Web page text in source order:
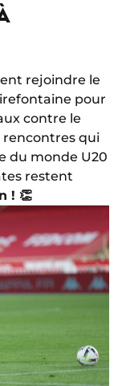
rejoindre le
pour
contre le
rencontres qui
du monde U20
restent
! 👏